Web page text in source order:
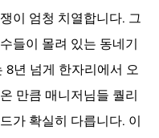
이 엄청 치열합니다. 그
들이 몰려 있는 동네기
8년 넘게 한자리에서 오
만큼 매니저님들 퀄리
가 확실히 다릅니다. 이